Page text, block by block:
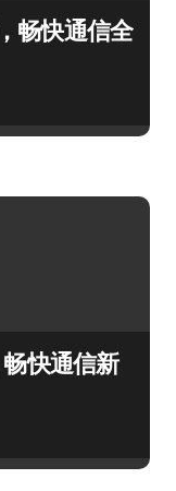
畅快通信全
快通信新